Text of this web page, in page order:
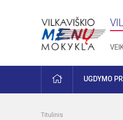
PRADŽIAUGDYMO
Titulinis